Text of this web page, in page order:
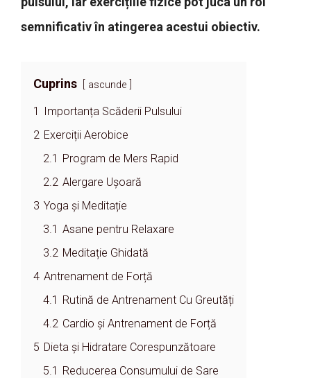
semnificativ în atingerea acestui obiectiv.
Cuprins ascunde
1
Importanța Scăderii Pulsului
2 Exerciții Aerobice
2.1 Program de Mers Rapid
2.2 Alergare Ușoară
3 Yoga și Meditație
3.1 Asane pentru Relaxare
3.2 Meditație Ghidată
4 Antrenament de Forță
4.1 Rutină de Antrenament Cu Greutăți
4.2 Cardio și Antrenament de Forță
5 Dieta și Hidratare Corespunzătoare
5.1 Reducerea Consumului de Sare